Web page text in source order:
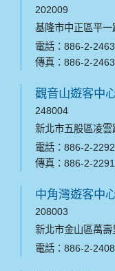
202009
基隆市中正區平一
電話：886-2-
傳真：886-2-
觀音山遊客中
248004
新北市五股區凌
電話：886-2-
傳真：886-2-
中角灣遊客中
208003
新北市金山區萬
電話：886-2-